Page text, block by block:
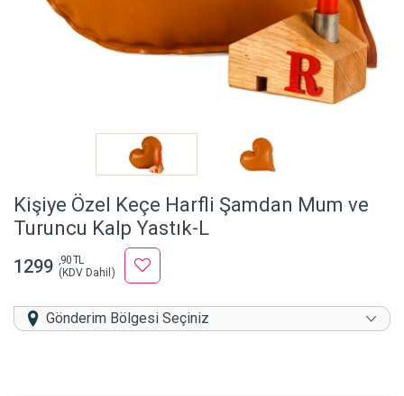
Kişiye Özel Keçe Harfli Şamdan Mum ve
Turuncu Kalp Yastık-L
1299 ,90 TL
(KDV Dahil)
Gönderim Bölgesi Seçiniz